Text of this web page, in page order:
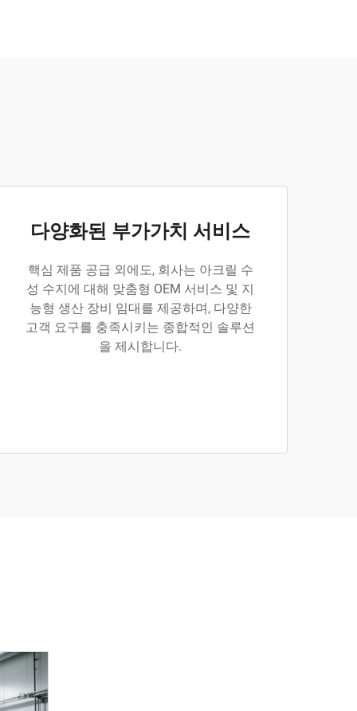
다양화된 부가가치 서비스
핵심 제품 공급 외에도, 회사는 아크릴 수
성 수지에 대해 맞춤형 OEM 서비스 및 지
능형 생산 장비 임대를 제공하며, 다양한
고객 요구를 충족시키는 종합적인 솔루션
을 제시합니다.